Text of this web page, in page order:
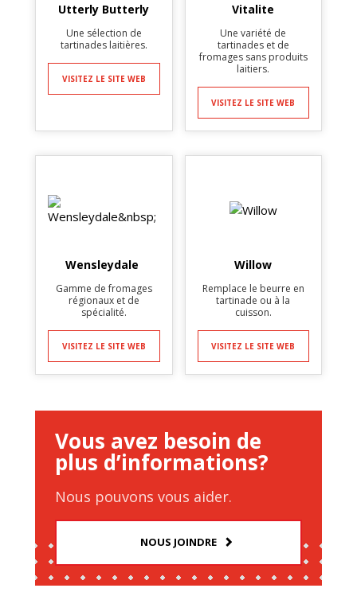
Utterly Butterly
Une sélection de
tartinades laitières.
VISITEZ LE SITE WEB
Vitalite
Une variété de
tartinades et de
fromages sans produits
laitiers.
VISITEZ LE SITE WEB
Wensleydale
Gamme de fromages
régionaux et de
spécialité.
VISITEZ LE SITE WEB
Willow
Remplace le beurre en
tartinade ou à la
cuisson.
VISITEZ LE SITE WEB
Vous avez besoin de
plus d’informations?
Nous pouvons vous aider.
NOUS JOINDRE